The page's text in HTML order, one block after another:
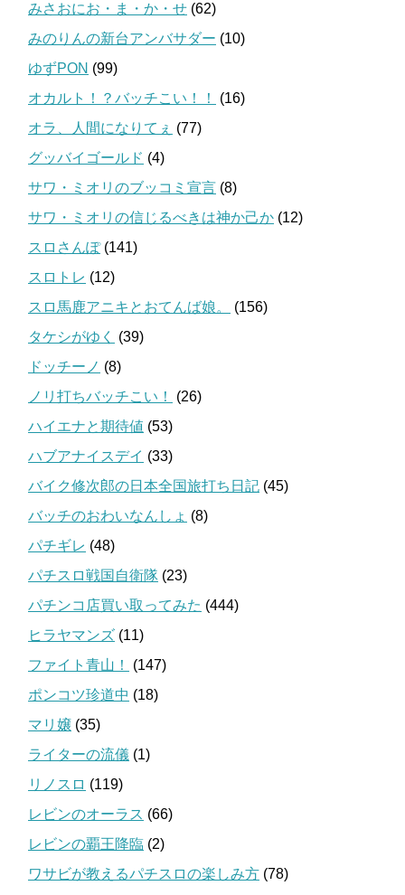
みさおにお・ま・か・せ (62)
みのりんの新台アンバサダー (10)
ゆずPON (99)
オカルト！？バッチこい！！
(16)
オラ、人間になりてぇ (77)
グッバイゴールド (4)
サワ・ミオリのブッコミ宣言 (8)
サワ・ミオリの信じるべきは神か己か (12)
スロさんぽ(141)
スロトレ (12)
スロ馬鹿アニキとおてんば娘。
(156)
タケシがゆく
(39)
ドッチーノ (8)
ノリ打ちバッチこい！
(26)
ハイエナと期待値 (53)
ハブアナイスデイ (33)
バイク修次郎の日本全国旅打ち日記 (45)
バッチのおわいなんしょ (8)
パチギレ (48)
パチスロ戦国自衛隊 (23)
パチンコ店買い取ってみた (444)
ヒラヤマンズ (11)
ファイト青山！
(147)
ポンコツ珍道中 (18)
マリ嬢 (35)
ライターの流儀 (1)
リノスロ (119)
レビンのオーラス (66)
レビンの覇王降臨 (2)
ワサビが教えるパチスロの楽しみ方 (78)